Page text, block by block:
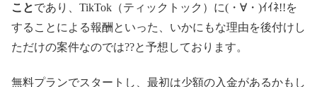
ことであり、TikTok（ティックトック）に(・∀・)ｲｲﾈ!!を
することによる報酬といった、いかにもな理由を後付けし
ただけの案件なのでは??と予想しております。
無料プランでスタートし、最初は少額の入金があるかもし